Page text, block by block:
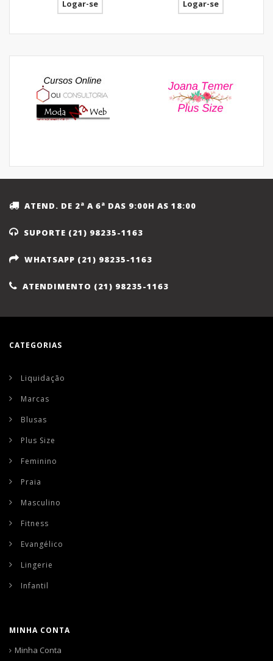
Logar-se Logar-se
ATEND. DE 2ª A 6ª DAS 9:00H AS 18:00
SUPORTE (21) 98235-1163
WHATSAPP (21) 98235-1163
ATENDIMENTO (21) 98235-1163
CATEGORIAS
Liquidação
Marcas
Blusas
Plus Size
Feminino
Praia
Masculino
Fitness
Evangélico
Lingerie
Infantil
MINHA CONTA
Minha Conta